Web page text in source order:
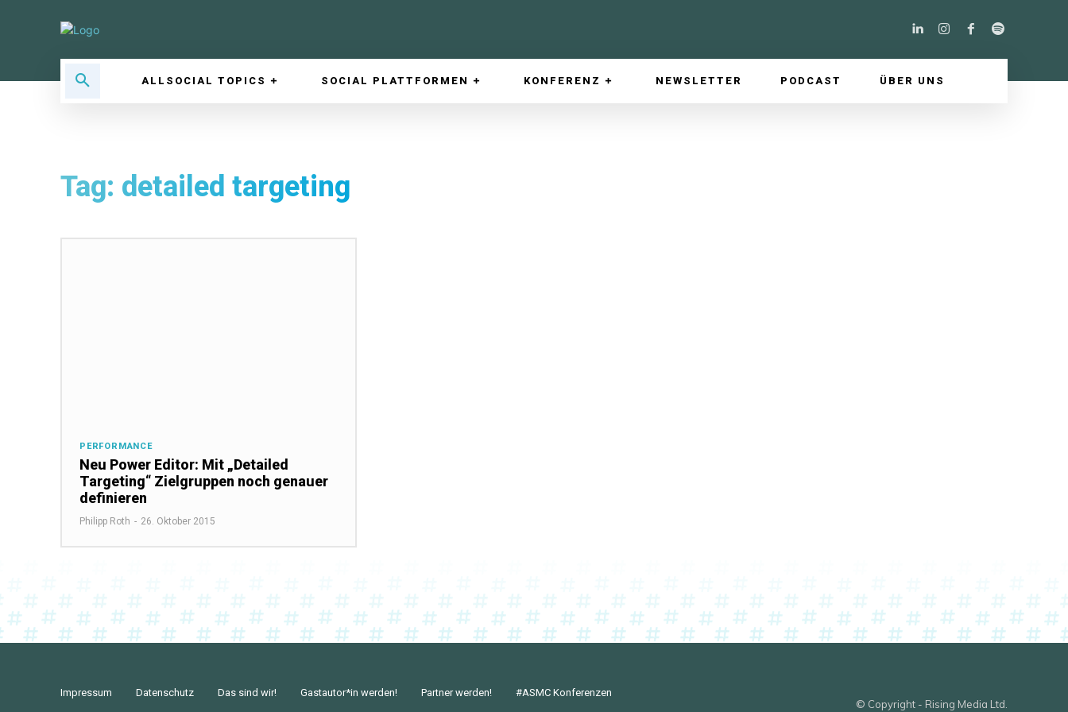
ALLSOCIAL TOPICS SOCIAL PLATTFORMEN KONFERENZ NEWSLETTER PODCAST ÜBER UNS
Tag: detailed targeting
PERFORMANCE
Neu Power Editor: Mit „Detailed
Targeting“ Zielgruppen noch genauer
definieren
Philipp Roth - 26. Oktober 2015
Impressum Datenschutz Das sind wir! Gastautor*in werden! Partner werden! #ASMC Konferenzen
© Copyright - Rising Media Ltd.